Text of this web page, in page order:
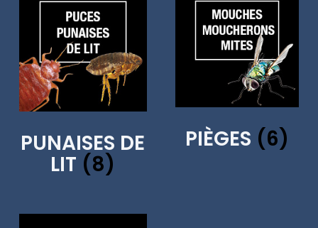
PUNAISES DE
LIT (8)
PIÈGES (6)